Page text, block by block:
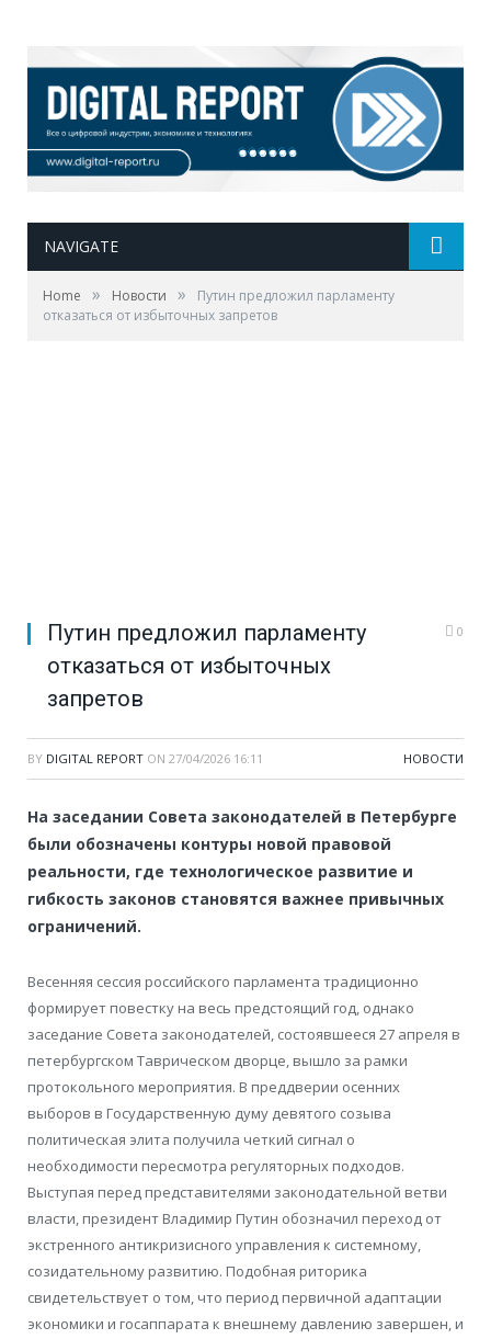
NAVIGATE
Home » Новости »
Путин предложил парламенту
отказаться от избыточных запретов
Путин предложил парламенту
отказаться от избыточных
запретов
0
BY DIGITAL REPORT ON 27/04/2026 16:11 НОВОСТИ
На заседании Совета законодателей в Петербурге
были обозначены контуры новой правовой
реальности, где технологическое развитие и
гибкость законов становятся важнее привычных
ограничений.
Весенняя сессия российского парламента традиционно
формирует повестку на весь предстоящий год, однако
заседание Совета законодателей, состоявшееся 27 апреля в
петербургском Таврическом дворце, вышло за рамки
протокольного мероприятия. В преддверии осенних
выборов в Государственную думу девятого созыва
политическая элита получила четкий сигнал о
необходимости пересмотра регуляторных подходов.
Выступая перед представителями законодательной ветви
власти, президент Владимир Путин обозначил переход от
экстренного антикризисного управления к системному,
созидательному развитию. Подобная риторика
свидетельствует о том, что период первичной адаптации
экономики и госаппарата к внешнему давлению завершен, и